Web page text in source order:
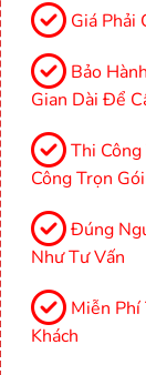
Giá Phải
Bảo
Gian Dài Để
Thi
Công Trọn Gói
Đúng
Như Tư Vấn
Miễn Phí
Khách